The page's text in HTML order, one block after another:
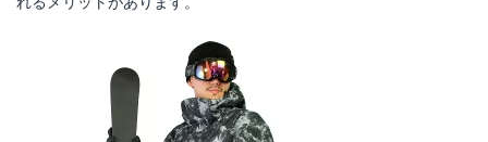
NS-35SET
Amazonで詳細を見る
楽天で詳細を見る